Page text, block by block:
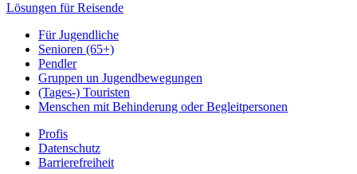
Lösungen für Reisende
Für Jugendliche
Senioren (65+)
Pendler
Gruppen un Jugendbewegungen
(Tages-) Touristen
Menschen mit Behinderung oder Begleitpersonen
Profis
Datenschutz
Barrierefreiheit